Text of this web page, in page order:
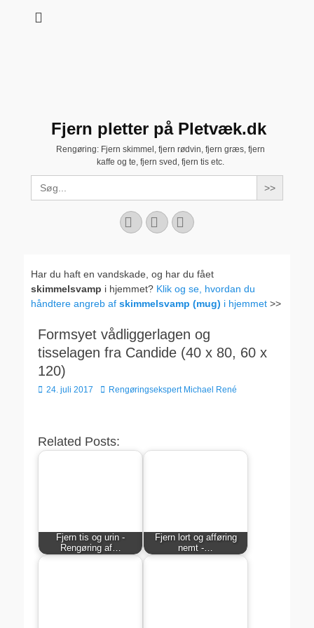
Fjern pletter på Pletvæk.dk
Rengøring: Fjern skimmel, fjern rødvin, fjern græs, fjern
kaffe og te, fjern sved, fjern tis etc.
Search
for:
Facebook
YouTubeInstagram
Har du haft en vandskade, og har du fået
skimmelsvamp i hjemmet? Klik og se, hvordan du
håndtere angreb af skimmelsvamp (mug) i hjemmet >>
Formsyet vådliggerlagen og
tisselagen fra Candide (40 x 80, 60 x
120)
Udgivet
24. juli 2017 Forfatter
Rengøringsekspert Michael René
Related Posts:
Fjern tis og urin -
Rengøring af…
Fjern lort og afføring
nemt -…